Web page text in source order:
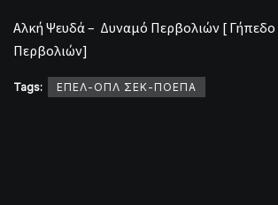
Αλκή Ψευδά – Δυναμό Περβολιών [ Γήπεδο
Περβολιών]
Tags: ΕΠΕΛ-ΟΠΛ ΣΕΚ-ΠΟΕΠΑ